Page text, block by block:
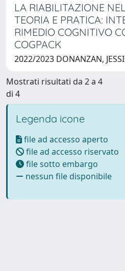
LA RIABILITAZIONE
TEORIA E PRATICA:
RIMEDIO COGNITIVO
COGPACK
2022/2023 DONANZAN,
Mostrati risultati da 2 a 4
di 4
Legenda icone
file ad accesso aperto
file ad accesso riservato
file sotto embargo
nessun file disponibile